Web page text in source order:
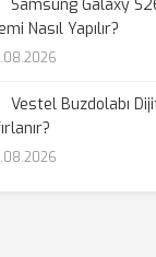
Samsung Galaxy
Nasıl Yapılır?
Vestel Buzdolabı